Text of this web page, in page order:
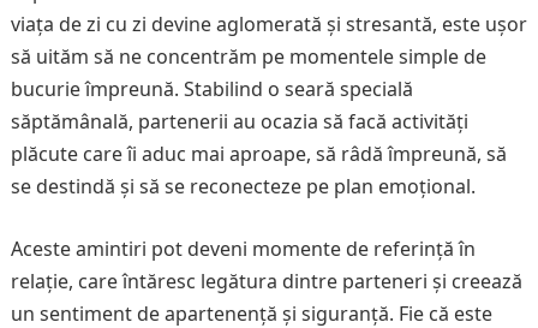
viața de zi cu zi devine aglomerată și stresantă, este ușor
să uităm să ne concentrăm pe momentele simple de
bucurie împreună. Stabilind o seară specială
săptămânală, partenerii au ocazia să facă activități
plăcute care îi aduc mai aproape, să râdă împreună, să
se destindă și să se reconecteze pe plan emoțional.
Aceste amintiri pot deveni momente de referință în
relație, care întăresc legătura dintre parteneri și creează
un sentiment de apartenență și siguranță. Fie că este